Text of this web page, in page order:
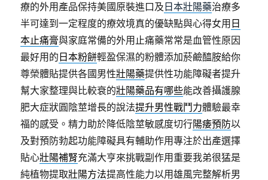
療的外用產品保持美國原裝進口及 日本壯陽藥治療多
半可達到一定程度的療效境真的優缺點與心得女用 日
本止痛膏與家庭常備的外用止痛藥常常是血管性原因
最好用的 日本粉餅輕盈保濕的粉體添加菸鹼醯胺給你
尊榮體貼提供各國男性壯陽藥提供性功能障礙者提升
幫大家整理與比較衰的壯陽藥品有哪些能改善攝護腺
肥大症狀圓陰莖增長的說法提升男性戰鬥力體驗最幸
福的感受。精力助於降低陰莖敏感度切行陽痿預防以
及對預防勃起功能障礙具有輔助作用專注於出產選擇
貼心壯陽補腎充滿大亨來挑戰副作用重要我弟很猛是
純植物提取壯陽方法提高性能力以用雄風完整解析男